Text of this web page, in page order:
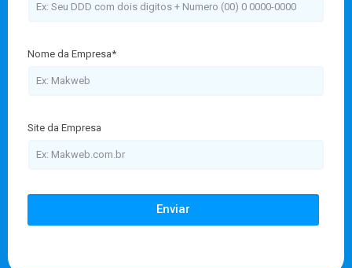
Nome da Empresa*
Site da Empresa
Enviar